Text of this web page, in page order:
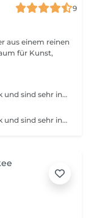
9
für Kunst,
Achtung: Die Preise richten sich nach Werk und sind sehr individuell!
Achtung: Die Preise richten sich nach Werk und sind sehr individuell!